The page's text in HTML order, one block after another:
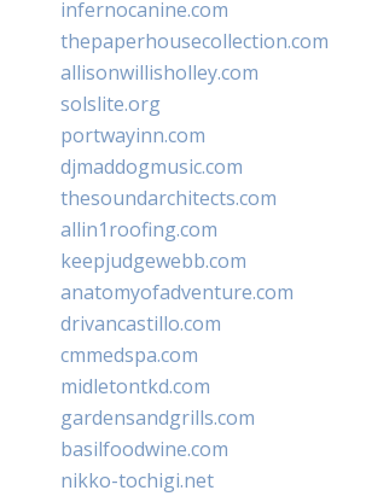
infernocanine.com
thepaperhousecollection.com
allisonwillisholley.com
solslite.org
portwayinn.com
djmaddogmusic.com
thesoundarchitects.com
allin1roofing.com
keepjudgewebb.com
anatomyofadventure.com
drivancastillo.com
cmmedspa.com
midletontkd.com
gardensandgrills.com
basilfoodwine.com
nikko-tochigi.net